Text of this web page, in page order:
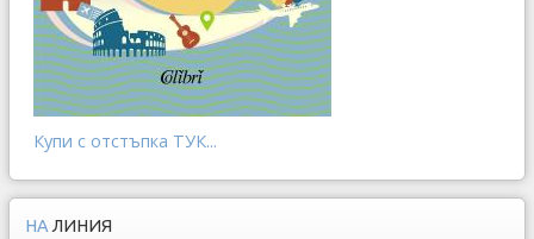
Купи с отстъпка ТУК...
НА ЛИНИЯ